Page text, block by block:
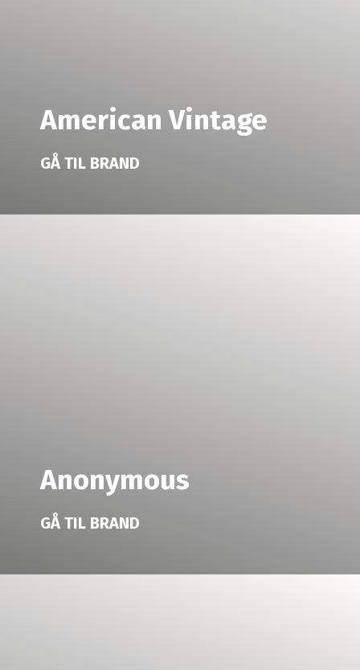
American Vintage
GÅ TIL BRAND
Anonymous
GÅ TIL BRAND